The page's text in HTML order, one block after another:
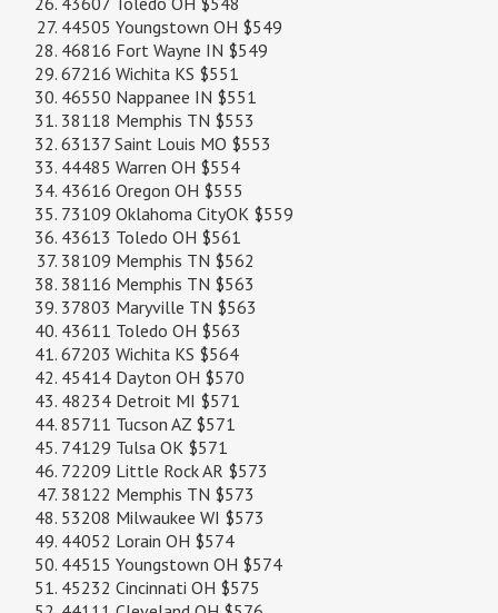
44505 Youngstown OH $549
46816 Fort Wayne IN $549
67216 Wichita KS $551
46550 Nappanee IN $551
38118 Memphis TN $553
63137 Saint Louis MO $553
44485 Warren OH $554
43616 Oregon OH $555
73109 Oklahoma CityOK $559
43613 Toledo OH $561
38109 Memphis TN $562
38116 Memphis TN $563
37803 Maryville TN $563
43611 Toledo OH $563
67203 Wichita KS $564
45414 Dayton OH $570
48234 Detroit MI $571
85711 Tucson AZ $571
74129 Tulsa OK $571
72209 Little Rock AR $573
38122 Memphis TN $573
53208 Milwaukee WI $573
44052 Lorain OH $574
44515 Youngstown OH $574
45232 Cincinnati OH $575